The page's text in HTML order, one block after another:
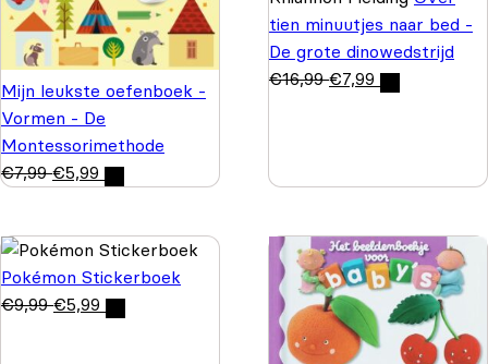
Mijn leukste oefenboek -
Vormen - De
Montessorimethode
€7,99 €5,99
tien minuutjes naar bed -
De grote dinowedstrijd
€16,99 €7,99
Pokémon Stickerboek
€9,99 €5,99